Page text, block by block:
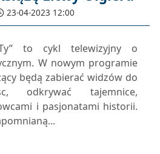
23-04-2023 12:00
to cykl telewizyjny o
W nowym programie
będą zabierać widzów do
odkrywać tajemnice,
i pasjonatami historii.